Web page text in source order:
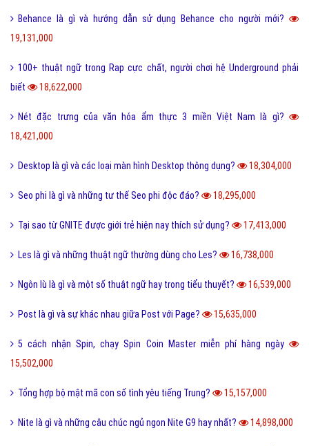
Behance là gì và hướng dẫn sử dụng Behance cho người mới?
19,131,000
100+ thuật ngữ trong Rap cực chất, người chơi hệ Underground phải
biết
18,622,000
Nét đặc trưng của văn hóa ẩm thực 3 miền Việt Nam là gì?
18,421,000
Desktop là gì và các loại màn hình Desktop thông dụng? 18,304,000
Seo phi là gì và những tư thế Seo phi độc đáo? 18,295,000
Tại sao từ GNITE được giới trẻ hiện nay thích sử dụng? 17,413,000
Les là gì và những thuật ngữ thường dùng cho Les? 16,738,000
Ngôn lù là gì và một số thuật ngữ hay trong tiểu thuyết? 16,539,000
Post là gì và sự khác nhau giữa Post với Page? 15,635,000
5 cách nhận Spin, chạy Spin Coin Master miễn phí hàng ngày
15,502,000
Tổng hợp bộ mật mã con số tình yêu tiếng Trung? 15,157,000
Nite là gì và những câu chúc ngủ ngon Nite G9 hay nhất? 14,898,000